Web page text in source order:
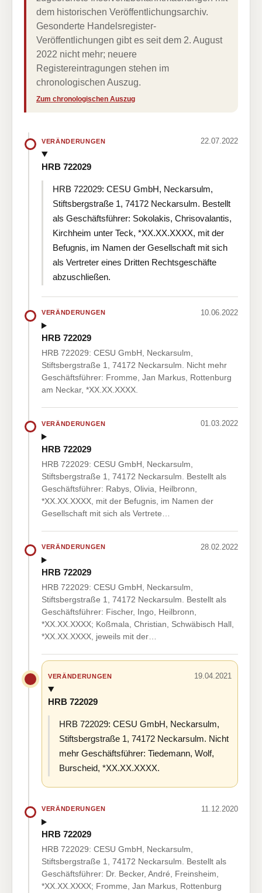
dem historischen Veröffentlichungsarchiv.
Gesonderte Handelsregister-
Veröffentlichungen gibt es seit dem 2. August
2022 nicht mehr; neuere
Registereintragungen stehen im
chronologischen Auszug.
Zum chronologischen Auszug
VERÄNDERUNGEN 22.07.2022
HRB 722029
HRB 722029: CESU GmbH, Neckarsulm,
Stiftsbergstraße 1, 74172 Neckarsulm. Bestellt
als Geschäftsführer: Sokolakis, Chrisovalantis,
Kirchheim unter Teck, *XX.XX.XXXX, mit der
Befugnis, im Namen der Gesellschaft mit sich
als Vertreter eines Dritten Rechtsgeschäfte
abzuschließen.
VERÄNDERUNGEN 10.06.2022
HRB 722029
HRB 722029: CESU GmbH, Neckarsulm,
Stiftsbergstraße 1, 74172 Neckarsulm. Nicht mehr
Geschäftsführer: Fromme, Jan Markus, Rottenburg
am Neckar, *XX.XX.XXXX.
VERÄNDERUNGEN 01.03.2022
HRB 722029
HRB 722029: CESU GmbH, Neckarsulm,
Stiftsbergstraße 1, 74172 Neckarsulm. Bestellt als
Geschäftsführer: Rabys, Olivia, Heilbronn,
*XX.XX.XXXX, mit der Befugnis, im Namen der
Gesellschaft mit sich als Vertrete…
VERÄNDERUNGEN 28.02.2022
HRB 722029
HRB 722029: CESU GmbH, Neckarsulm,
Stiftsbergstraße 1, 74172 Neckarsulm. Bestellt als
Geschäftsführer: Fischer, Ingo, Heilbronn,
*XX.XX.XXXX; Koßmala, Christian, Schwäbisch Hall,
*XX.XX.XXXX, jeweils mit der…
VERÄNDERUNGEN 19.04.2021
HRB 722029
HRB 722029: CESU GmbH, Neckarsulm,
Stiftsbergstraße 1, 74172 Neckarsulm. Nicht
mehr Geschäftsführer: Tiedemann, Wolf,
Burscheid, *XX.XX.XXXX.
VERÄNDERUNGEN 11.12.2020
HRB 722029
HRB 722029: CESU GmbH, Neckarsulm,
Stiftsbergstraße 1, 74172 Neckarsulm. Bestellt als
Geschäftsführer: Dr. Becker, André, Freinsheim,
*XX.XX.XXXX; Fromme, Jan Markus, Rottenburg